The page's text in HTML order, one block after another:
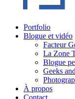
Menu
Portfolio
Blogue et vidéo
Facteur
La Zone
Blogue
Geeks
À propos
Contact